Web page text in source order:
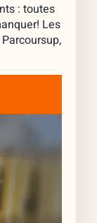
: toutes
Les